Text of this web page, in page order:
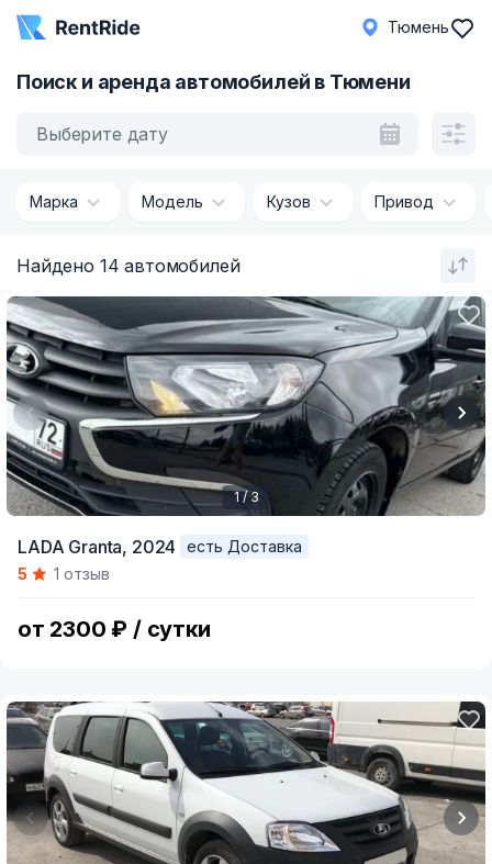
Тюмень
Поиск и аренда автомобилей в Тюмени
Выберите дату
Марка Модель Кузов Привод
Найдено 14 автомобилей
of
1 / 3
LADA Granta, 2024
есть Доставка
5
1 отзыв
от 2300 ₽ / сутки